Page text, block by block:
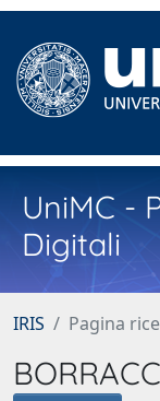
UniMC -
Digitali
IRIS Pagina